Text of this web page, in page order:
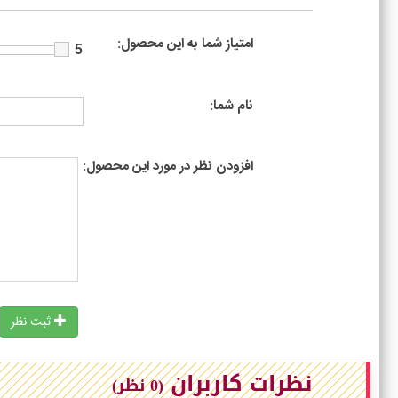
امتیاز شما به این محصول: 5
نام شما:
افزودن نظر در مورد این محصول:
ثبت نظر
نظرات کاربران(0 نظر)